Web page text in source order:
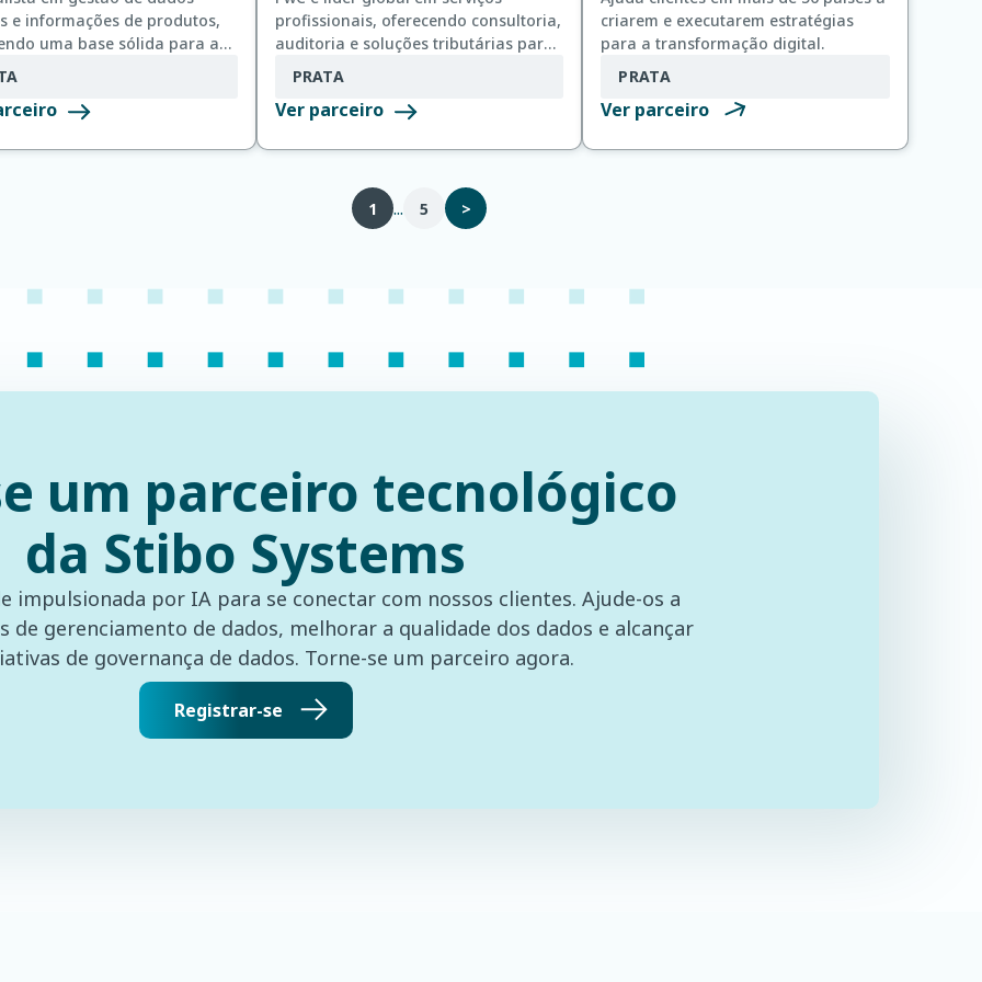
se integram perfeitamente
Systems para uma gestão
e aprimorada de conteúdo
e informações de produtos,
uma base sólida para a
dos processos comerciais
dos dados.
profissionais, oferecendo consultoria,
auditoria e soluções tributárias para
clientes de diversos setores.
PRATA
Ver parceiro
criarem e executarem estratégias
para a transformação digital.
PRATA
Ver parceiro
1 ... 5 >
um parceiro tecnológico
da Stibo Systems
impulsionada por IA para se conectar com nossos clientes. Ajude-os a
de gerenciamento de dados, melhorar a qualidade dos dados e alcançar
de governança de dados. Torne-se um parceiro agora.
Registrar-se